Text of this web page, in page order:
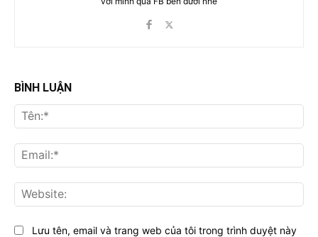
BÌNH LUẬN
Lưu tên, email và trang web của tôi trong trình duyệt này